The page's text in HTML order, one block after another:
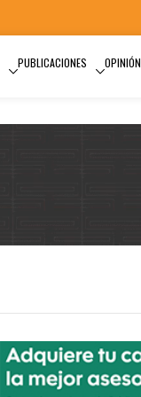
PUBLICACIONES OPINIÓN